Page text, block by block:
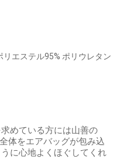
エステル95% ポリウレタン
めている方には山善の
体をエアバッグが包み込
に心地よくほぐしてくれ